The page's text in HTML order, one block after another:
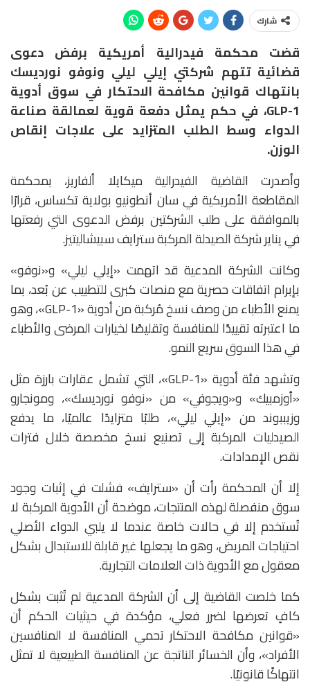
شارك
قضت محكمة فيدرالية أمريكية برفض دعوى
قضائية تتهم شركتي إيلي ليلي ونوفو نورديسك
بانتهاك قوانين مكافحة الاحتكار في سوق أدوية
GLP-1، في حكم يمثل دفعة قوية لعمالقة صناعة
الدواء وسط الطلب المتزايد على علاجات إنقاص
الوزن.
وأصدرت القاضية الفيدرالية ميكايلا ألفاريز، بمحكمة
المقاطعة الأمريكية في سان أنطونيو بولاية تكساس، قرارًا
بالموافقة على طلب الشركتين برفض الدعوى التي رفعتها
في يناير شركة الصيدلة المركبةسترايف سبيشاليتيز.
وكانت الشركة المدعية قد اتهمت «إيلي ليلي» و«نوفو»
بإبرام اتفاقات حصرية مع منصات كبرى للتطبيب عن بُعد، بما
يمنع الأطباء من وصف نسخ مُركبة من أدوية «GLP-1»، وهو
ما اعتبرته تقييدًا للمنافسة وتقليصًا لخيارات المرضى والأطباء
في هذا السوق سريع النمو.
وتشهد فئة أدوية «GLP-1»، التي تشمل عقارات بارزة مثل
«أوزمبيك» و«ويجوفي» من «نوفو نورديسك»، ومونجارو
وزيببوند من «إيلي ليلي»، طلبًا متزايدًا عالميًا، ما يدفع
الصيدليات المركبة إلى تصنيع نسخ مخصصة خلال فترات
نقص الإمدادات.
إلا أن المحكمة رأت أن «سترايف» فشلت في إثبات وجود
سوق منفصلة لهذه المنتجات، موضحة أن الأدوية المركبة لا
تُستخدم إلا في حالات خاصة عندما لا يلبي الدواء الأصلي
احتياجات المريض، وهو ما يجعلها غير قابلة للاستبدال بشكل
معقول مع الأدوية ذات العلامات التجارية.
كما خلصت القاضية إلى أن الشركة المدعية لم تُثبت بشكل
كافٍ تعرضها لضرر فعلي، مؤكدة في حيثيات الحكم أن
«قوانين مكافحة الاحتكار تحمي المنافسة لا المنافسين
الأفراد»، وأن الخسائر الناتجة عن المنافسة الطبيعية لا تمثل
انتهاكًا قانونيًا.